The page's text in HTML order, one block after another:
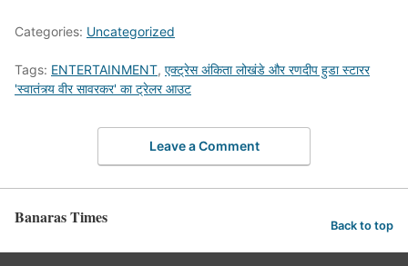
Categories: Uncategorized
Tags: ENTERTAINMENT, एक्ट्रेस अंकिता लोखंडे और रणदीप हुडा स्टारर
'स्वातंत्र्य वीर सावरकर' का ट्रेलर आउट
Leave a Comment
Banaras Times Back to top